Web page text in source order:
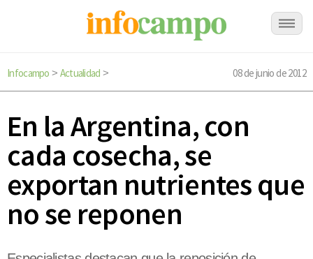
Infocampo > Actualidad > 08 de junio de 2012
En la Argentina, con
cada cosecha, se
exportan nutrientes que
no se reponen